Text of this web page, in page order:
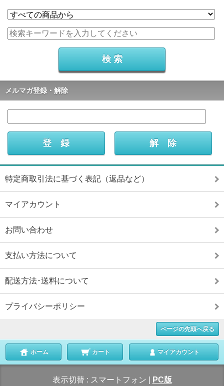
メルマガ登録・解除
特定商取引法に基づく表記（返品など）
マイアカウント
お問い合わせ
支払い方法について
配送方法･送料について
プライバシーポリシー
ページの先頭へ戻る
ホーム カート マイアカウント
表示切替 : スマートフォン PC版